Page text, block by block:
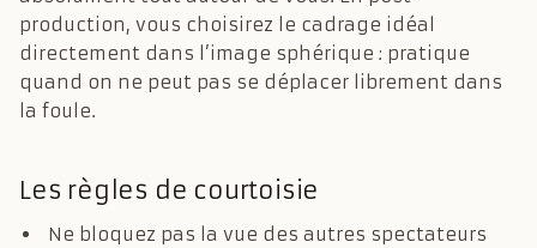
production, vous choisirez le cadrage idéal
directement dans l’image sphérique : pratique
quand on ne peut pas se déplacer librement dans
la foule.
Les règles de courtoisie
Ne bloquez pas la vue des autres spectateurs